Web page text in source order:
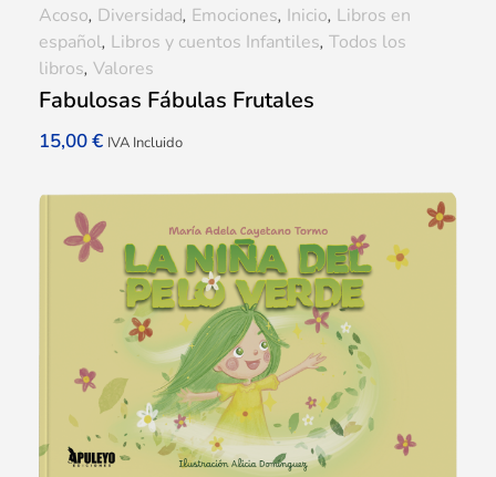
Fabulosas Fábulas Frutales
15,00€ IVA Incluido
Acoso, Diversidad, Emociones, Inicio, Libros en
español, Libros y cuentos Infantiles, Todos los
libros, Valores